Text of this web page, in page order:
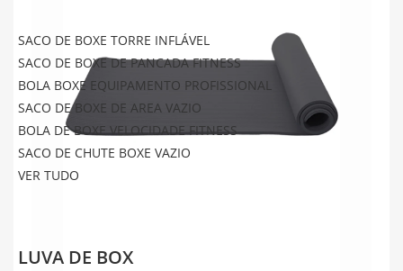
SACO DE BOXE TORRE INFLÁVEL
SACO DE BOXE DE PANCADA FITNESS
BOLA BOXE EQUIPAMENTO PROFISSIONAL
SACO DE BOXE DE AREA VAZIO
BOLA DE BOXE VELOCIDADE FITNESS
SACO DE CHUTE BOXE VAZIO
VER TUDO
LUVA DE BOX